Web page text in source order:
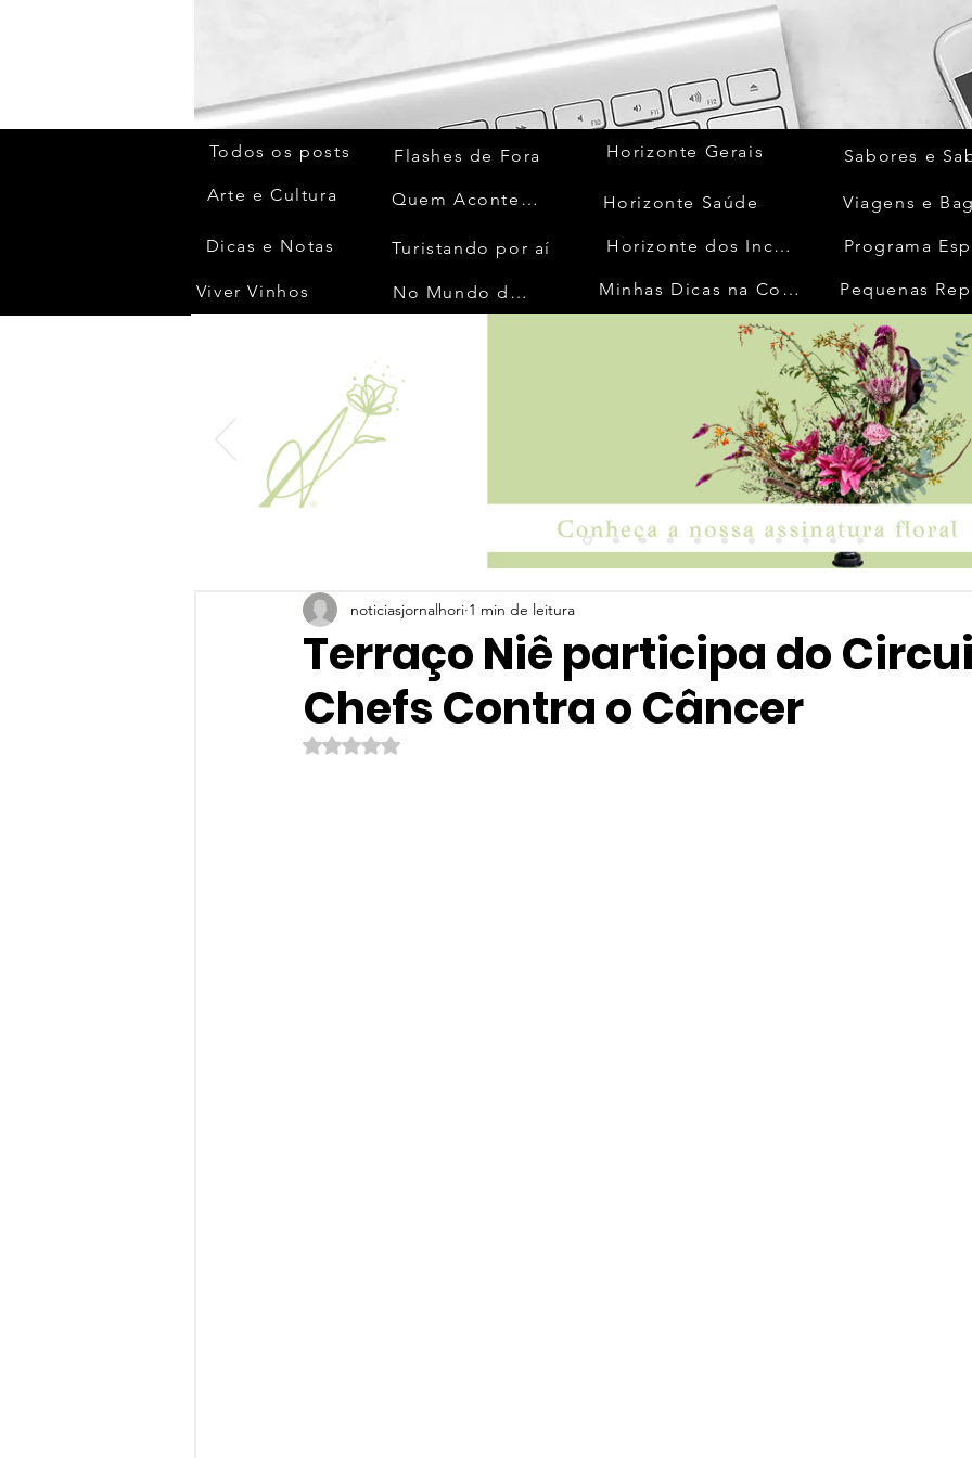
Todos os posts
Arte e Cultura
Dicas e Notas
Viver Vinhos
Flashes de Fora
Quem Acontece
Turistando por aí
No Mundo da Moda
Horizonte Gerais
Horizonte Saúde
Horizonte dos Inconfidentes
Minhas Dicas na Cozinha
Sabores e
Viagens e
Programa
Pequenas
Terraço Niê participa do
Chefs Contra o Câncer
noticiasjornalhori 1 min de leitura
Avaliado com NaN de 5 estrelas.